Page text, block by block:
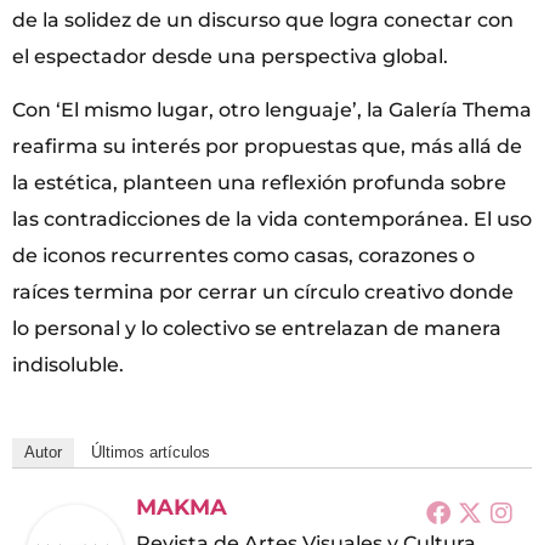
de la solidez de un discurso que logra conectar con
el espectador desde una perspectiva global.
Con ‘El mismo lugar, otro lenguaje’, la Galería Thema
reafirma su interés por propuestas que, más allá de
la estética, planteen una reflexión profunda sobre
las contradicciones de la vida contemporánea. El uso
de iconos recurrentes como casas, corazones o
raíces termina por cerrar un círculo creativo donde
lo personal y lo colectivo se entrelazan de manera
indisoluble.
Autor Últimos artículos
MAKMA